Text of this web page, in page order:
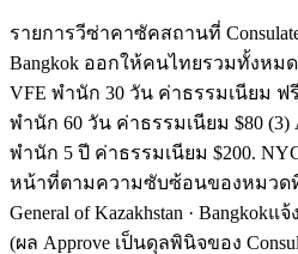
รายการวีซ่าคาซัคสถานที่ Consulate-
Bangkok ออกให้คนไทยรวมทั้งหมด:
VFE พำนัก 30 วัน ค่าธรรมเนียม ฟรี
พำนัก 60 วัน ค่าธรรมเนียม $80 (3)
พำนัก 5 ปี ค่าธรรมเนียม $200.
หน้าที่ตามความซับซ้อนของหมวดที่เ
General of Kazakhstan · Bangkokแ
(ผล Approve เป็นดุลพินิจของ